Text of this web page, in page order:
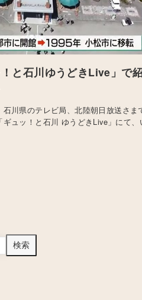
と石川ゆうどきLive」で
川県のテレビ局、北陸朝日放送さま
ュッ！と石川 ゆうどきLive」にて、
検索